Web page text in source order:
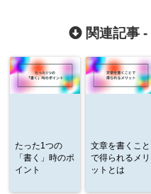
関連記事 -
たった1つの
「書く」時のポ
イント
文章を書くこと
で得られるメリ
ットとは